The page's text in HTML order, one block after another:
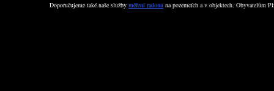
Doporučujeme také naše služby měření radonu na pozemcích a v objektech. Obyvatelům